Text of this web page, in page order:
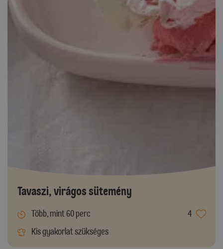
Tavaszi, virágos sütemény
Több, mint 60 perc
4
Kis gyakorlat szükséges